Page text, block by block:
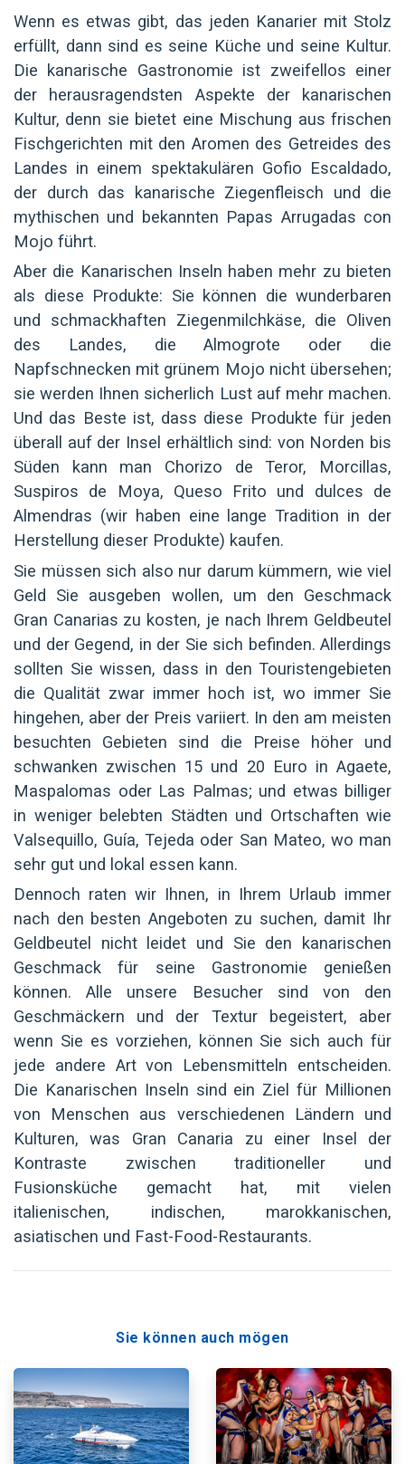
Wenn es etwas gibt, das jeden Kanarier mit Stolz
erfüllt, dann sind es seine Küche und seine Kultur.
Die kanarische Gastronomie ist zweifellos einer
der herausragendsten Aspekte der kanarischen
Kultur, denn sie bietet eine Mischung aus frischen
Fischgerichten mit den Aromen des Getreides des
Landes in einem spektakulären Gofio Escaldado,
der durch das kanarische Ziegenfleisch und die
mythischen und bekannten Papas Arrugadas con
Mojo führt.
Aber die Kanarischen Inseln haben mehr zu bieten
als diese Produkte: Sie können die wunderbaren
und schmackhaften Ziegenmilchkäse, die Oliven
des Landes, die Almogrote oder die
Napfschnecken mit grünem Mojo nicht übersehen;
sie werden Ihnen sicherlich Lust auf mehr machen.
Und das Beste ist, dass diese Produkte für jeden
überall auf der Insel erhältlich sind: von Norden bis
Süden kann man Chorizo de Teror, Morcillas,
Suspiros de Moya, Queso Frito und dulces de
Almendras (wir haben eine lange Tradition in der
Herstellung dieser Produkte) kaufen.
Sie müssen sich also nur darum kümmern, wie viel
Geld Sie ausgeben wollen, um den Geschmack
Gran Canarias zu kosten, je nach Ihrem Geldbeutel
und der Gegend, in der Sie sich befinden. Allerdings
sollten Sie wissen, dass in den Touristengebieten
die Qualität zwar immer hoch ist, wo immer Sie
hingehen, aber der Preis variiert. In den am meisten
besuchten Gebieten sind die Preise höher und
schwanken zwischen 15 und 20 Euro in Agaete,
Maspalomas oder Las Palmas; und etwas billiger
in weniger belebten Städten und Ortschaften wie
Valsequillo, Guía, Tejeda oder San Mateo, wo man
sehr gut und lokal essen kann.
Dennoch raten wir Ihnen, in Ihrem Urlaub immer
nach den besten Angeboten zu suchen, damit Ihr
Geldbeutel nicht leidet und Sie den kanarischen
Geschmack für seine Gastronomie genießen
können. Alle unsere Besucher sind von den
Geschmäckern und der Textur begeistert, aber
wenn Sie es vorziehen, können Sie sich auch für
jede andere Art von Lebensmitteln entscheiden.
Die Kanarischen Inseln sind ein Ziel für Millionen
von Menschen aus verschiedenen Ländern und
Kulturen, was Gran Canaria zu einer Insel der
Kontraste zwischen traditioneller und
Fusionsküche gemacht hat, mit vielen
italienischen, indischen, marokkanischen,
asiatischen und Fast-Food-Restaurants.
Sie können auch mögen